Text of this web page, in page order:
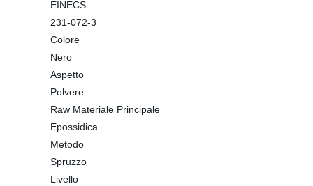
EINECS
231-072-3
Colore
Nero
Aspetto
Polvere
Raw Materiale Principale
Epossidica
Metodo
Spruzzo
Livello